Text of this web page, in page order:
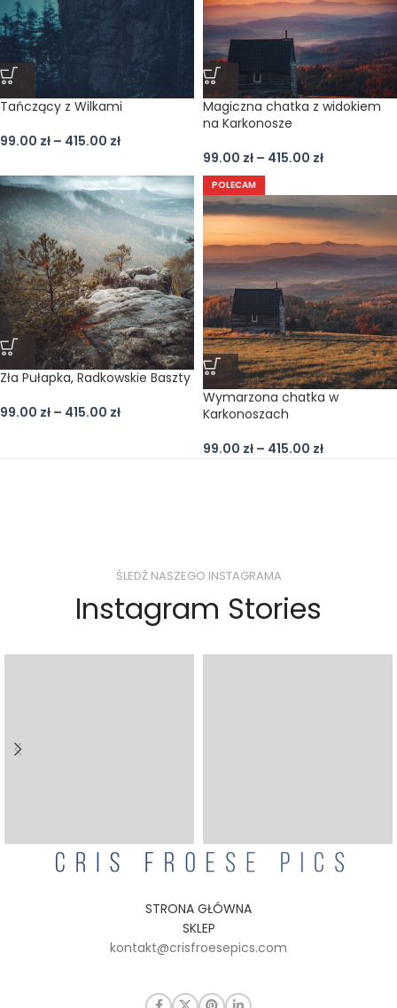
Tańczący z Wilkami
99.00 zł – 415.00 zł
Magiczna chatka z widokiem
na Karkonosze
99.00 zł – 415.00 zł
Zła Pułapka, Radkowskie Baszty
99.00 zł – 415.00 zł
POLECAM
Wymarzona chatka w
Karkonoszach
99.00 zł – 415.00 zł
ŚLEDŹ NASZEGO INSTAGRAMA
Instagram Stories
STRONA GŁÓWNA
SKLEP
kontakt@crisfroesepics.com